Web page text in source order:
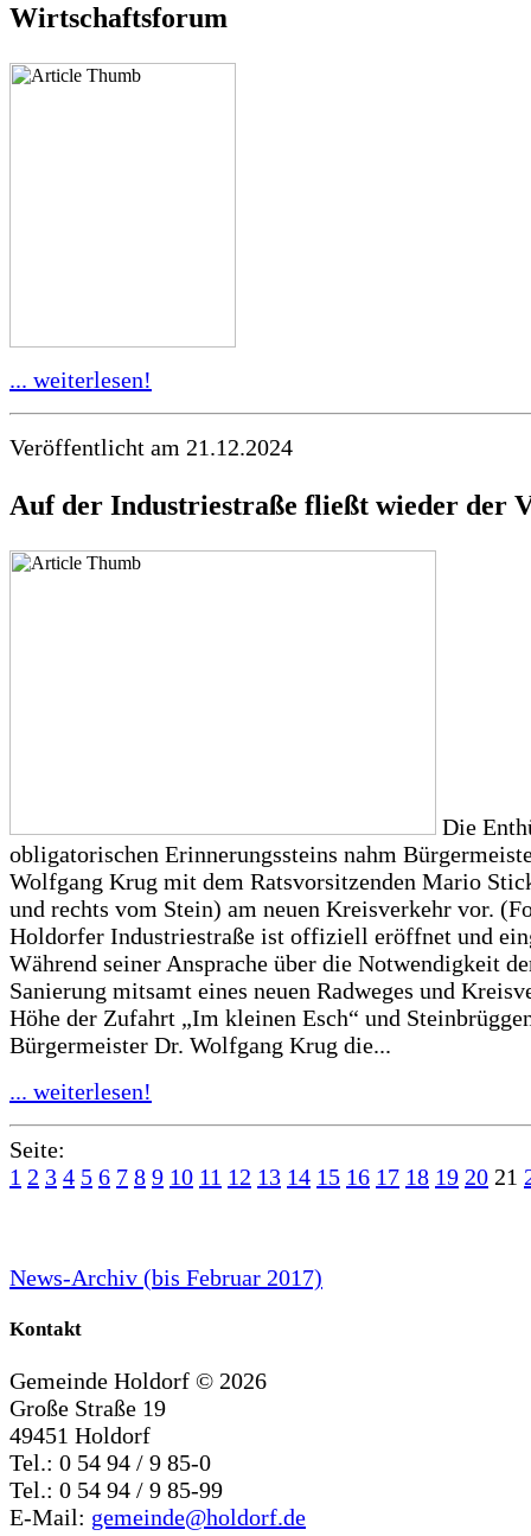
Wirtschaftsforum
... weiterlesen!
Veröffentlicht am 21.12.2024
Auf der Industriestraße fließt wieder der
Die
obligatorischen Erinnerungssteins nahm
Wolfgang Krug mit dem Ratsvorsitzenden Mario
und rechts vom Stein) am neuen Kreisverkehr vor.
Holdorfer Industriestraße ist offiziell eröffnet und
Während seiner Ansprache über die Notwendigkeit
Sanierung mitsamt eines neuen Radweges und
Höhe der Zufahrt „Im kleinen Esch“ und
Bürgermeister Dr. Wolfgang Krug die...
... weiterlesen!
Seite:
1 2 3 4 5 6 7 8 9 10 11 12 13 14 15 16 17 18 19 20 21
News-Archiv (bis Februar 2017)
Kontakt
Gemeinde Holdorf © 2026
Große Straße 19
49451 Holdorf
Tel.: 0 54 94 / 9 85-0
Tel.: 0 54 94 / 9 85-99
E-Mail: gemeinde@holdorf.de